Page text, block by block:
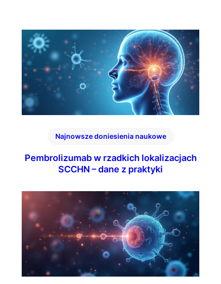
Najnowsze doniesienia naukowe
Pembrolizumab w rzadkich lokalizacjach
SCCHN – dane z praktyki